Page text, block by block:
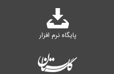
پایگاه نرم افزار